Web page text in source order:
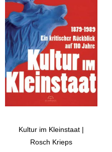
Kultur im Kleinstaat |
Rosch Krieps